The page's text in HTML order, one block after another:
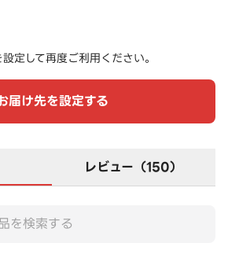
定して再度ご利用ください。
届け先を設定する
レビュー（150）